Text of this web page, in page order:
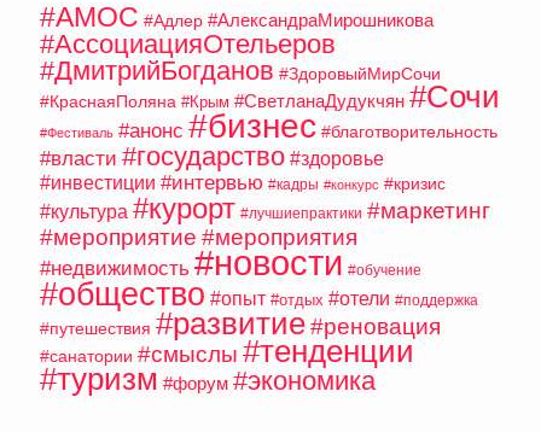
#АМОС #Адлер #АлександраМирошникова
#АссоциацияОтельеров
#ДмитрийБогданов #ЗдоровыйМирСочи
#КраснаяПоляна #Крым #СветланаДудукчян #Сочи
#Фестиваль #анонс #бизнес #благотворительность
#власти #государство #здоровье
#инвестиции #интервью #кадры #конкурс #кризис
#культура #курорт #лучшиепрактики #маркетинг
#мероприятие #мероприятия
#недвижимость #новости #обучение
#общество #опыт #отдых #отели #поддержка
#путешествия #развитие#реновация
#санатории #смыслы #тенденции
#туризм #форум #экономика